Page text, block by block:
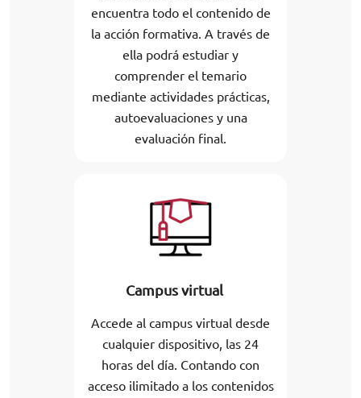
encuentra todo el contenido de
la acción formativa. A través de
ella podrá estudiar y
comprender el temario
mediante actividades prácticas,
autoevaluaciones y una
evaluación final.
Campus virtual
Accede al campus virtual desde
cualquier dispositivo, las 24
horas del día. Contando con
acceso ilimitado a los contenidos